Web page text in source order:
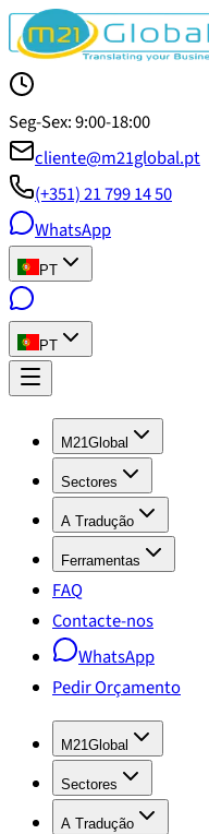
Seg-Sex: 9:00-18:00
cliente@m21global.pt
(+351) 21 799 14 50
WhatsApp
PT
PT
M21Global
Sectores
A Tradução
Ferramentas
FAQ
Contacte-nos
WhatsApp
Pedir Orçamento
M21Global
Sectores
A Tradução